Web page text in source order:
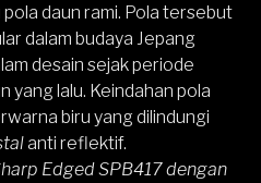
daun rami. Pola tersebut
dalam budaya Jepang
desain sejak periode
yang lalu. Keindahan pola
biru yang dilindungi
anti reflektif.
Edged SPB417 dengan